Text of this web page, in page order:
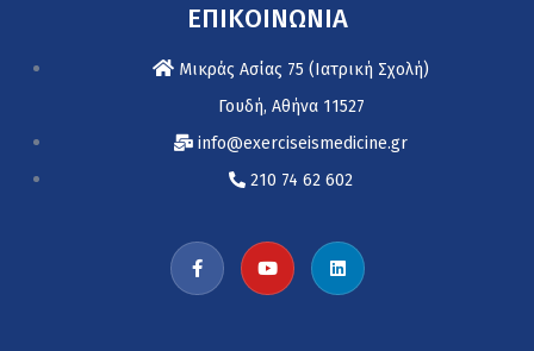
ΕΠΙΚΟΙΝΩΝΙΑ
Μικράς Ασίας 75 (Ιατρική Σχολή)
Γουδή, Αθήνα 11527
info@exerciseismedicine.gr
210 74 62 602